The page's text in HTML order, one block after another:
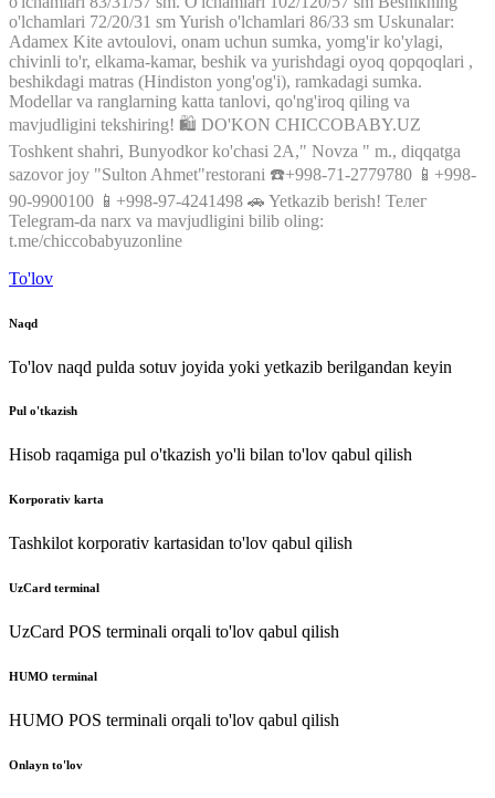
o'lchamlari 72/20/31 smYurish o'lchamlari 86/33 sm Uskunalar:
Adamex Kite avtoulovi, onam uchun sumka, yomg'ir ko'ylagi,
chivinli to'r, elkama-kamar, beshik va yurishdagi oyoq qopqoqlari ,
beshikdagi matras (Hindiston yong'og'i), ramkadagi sumka.
Modellar va ranglarning katta tanlovi, qo'ng'iroq qiling va
mavjudligini tekshiring! 🛍 DO'KON CHICCOBABY.UZ
Toshkent shahri, Bunyodkor ko'chasi 2A," Novza " m., diqqatga
sazovor joy "Sulton Ahmet"restorani ☎️+998-71-2779780 📱+998-
90-9900100 📱+998-97-4241498 🚗 Yetkazib berish! Телег
Telegram-da narx va mavjudligini bilib oling:
t.me/chiccobabyuzonline
To'lov
Naqd
To'lov naqd pulda sotuv joyida yoki yetkazib berilgandan keyin
Pul o'tkazish
Hisob raqamiga pul o'tkazish yo'li bilan to'lov qabul qilish
Korporativ karta
Tashkilot korporativ kartasidan to'lov qabul qilish
UzCard terminal
UzCard POS terminali orqali to'lov qabul qilish
HUMO terminal
HUMO POS terminali orqali to'lov qabul qilish
Onlayn to'lov